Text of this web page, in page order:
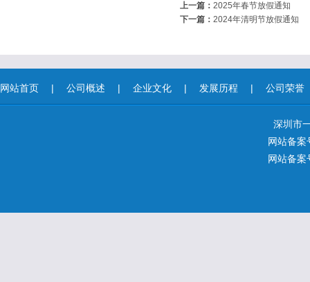
上一篇： 2025年春节放假通知
下一篇： 2024年清明节放假通知
网站首页 | 公司概述 | 企业文化 | 发展历程 | 公司荣誉
深圳市
网站备案
网站备案